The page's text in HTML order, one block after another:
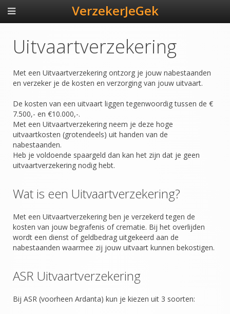
VerzekerJeGek
Uitvaartverzekering
Met een Uitvaartverzekering ontzorg je jouw nabestaanden
en verzeker je de kosten en verzorging van jouw uitvaart.
De kosten van een uitvaart liggen tegenwoordig tussen de €
7.500,- en €10.000,-.
Met een Uitvaartverzekering neem je deze hoge
uitvaartkosten (grotendeels) uit handen van de
nabestaanden.
Heb je voldoende spaargeld dan kan het zijn dat je geen
uitvaartverzekering nodig hebt.
Wat is een Uitvaartverzekering?
Met een Uitvaartverzekering ben je verzekerd tegen de
kosten van jouw begrafenis of crematie. Bij het overlijden
wordt een dienst of geldbedrag uitgekeerd aan de
nabestaanden waarmee zij jouw uitvaart kunnen bekostigen.
ASR Uitvaartverzekering
Bij ASR (voorheen Ardanta) kun je kiezen uit 3 soorten: